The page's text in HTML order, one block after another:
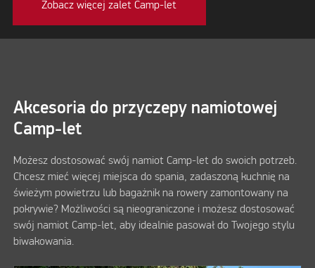
Zobacz więcej zalet Camp-let
Akcesoria do przyczepy namiotowej
Camp-let
Możesz dostosować swój namiot Camp-let do swoich potrzeb.
Chcesz mieć więcej miejsca do spania, zadaszoną kuchnię na
świeżym powietrzu lub bagażnik na rowery zamontowany na
pokrywie? Możliwości są nieograniczone i możesz dostosować
swój namiot Camp-let, aby idealnie pasował do Twojego stylu
biwakowania.